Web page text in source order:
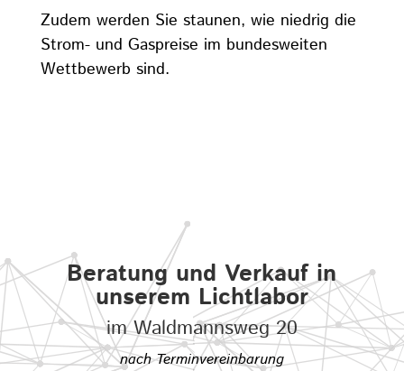
Zudem werden Sie staunen, wie niedrig die
Strom- und Gaspreise im bundesweiten
Wettbewerb sind.
Beratung und Verkauf in
unserem Lichtlabor
im Waldmannsweg 20
nach Terminvereinbarung